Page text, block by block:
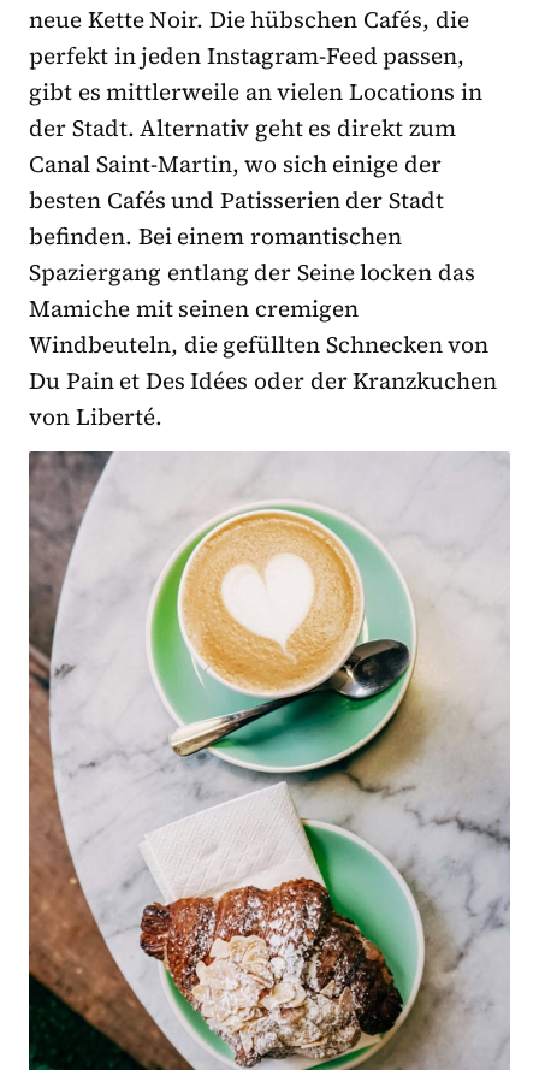
neue Kette Noir. Die hübschen Cafés, die
perfekt in jeden Instagram-Feed passen,
gibt es mittlerweile an vielen Locations in
der Stadt. Alternativ geht es direkt zum
Canal Saint-Martin, wo sich einige der
besten Cafés und Patisserien der Stadt
befinden. Bei einem romantischen
Spaziergang entlang der Seine locken das
Mamiche mit seinen cremigen
Windbeuteln, die gefüllten Schnecken von
Du Pain et Des Idées oder der Kranzkuchen
von Liberté.